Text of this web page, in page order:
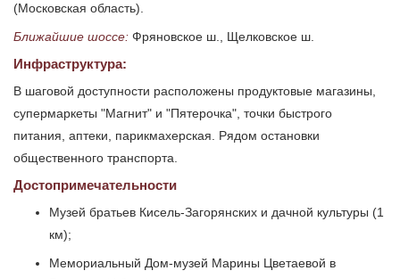
(Московская область).
Ближайшие шоссе: Фряновское ш., Щелковское ш.
Инфраструктура:
В шаговой доступности расположены продуктовые магазины,
супермаркеты "Магнит" и "Пятерочка", точки быстрого
питания, аптеки, парикмахерская. Рядом остановки
общественного транспорта.
Достопримечательности
Музей братьев Кисель-Загорянских и дачной культуры (1
км);
Мемориальный Дом-музей Марины Цветаевой в